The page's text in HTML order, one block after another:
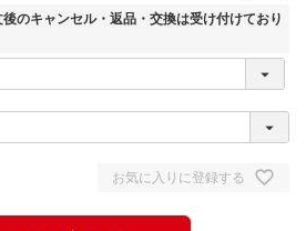
のキャンセル・返品・交換は受け付けており
お気に入りに登録する